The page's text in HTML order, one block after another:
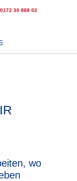
0172 30 888 02
wo